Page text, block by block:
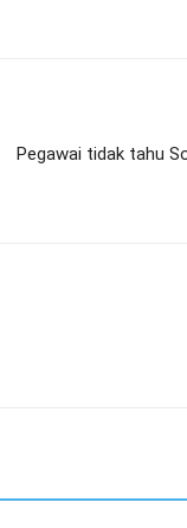
Pegawai tidak tahu